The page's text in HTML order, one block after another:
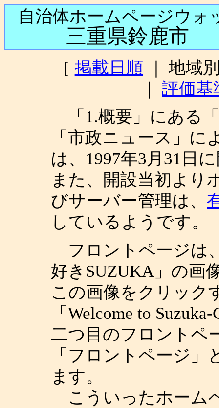
自治体ホームページウ
三重県鈴鹿市
［ 掲載日順 ｜ 地域
｜評価基
「1.概要」にある
「市政ニュース」
は、1997年3月31日
また、開設当初より
びサーバー管理は、
しているようです。
フロントページは
好きSUZUKA」の画
この画像をクリック
「Welcome to
二つ目のフロントペ
「フロントページ
ます。
こういったホーム